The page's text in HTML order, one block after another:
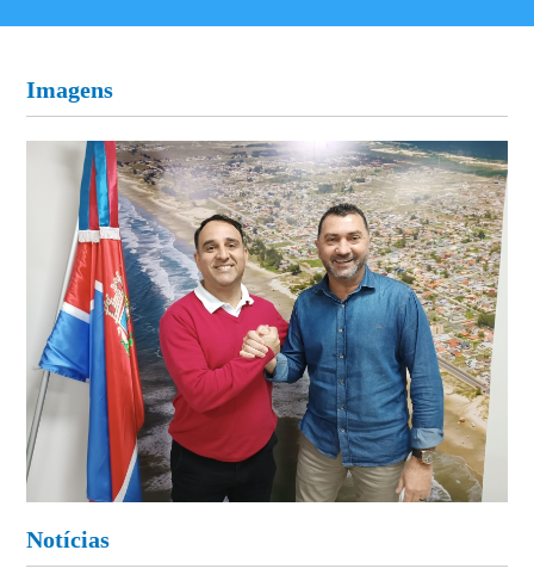
Imagens
Notícias